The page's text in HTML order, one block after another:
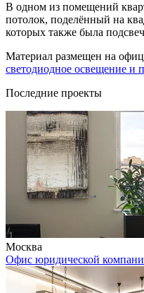
В одном из помещений
потолок, поделённый на
которых также была
Материал размещен на
светодиодное освещение и
Последние проекты
Москва
Офис юридической